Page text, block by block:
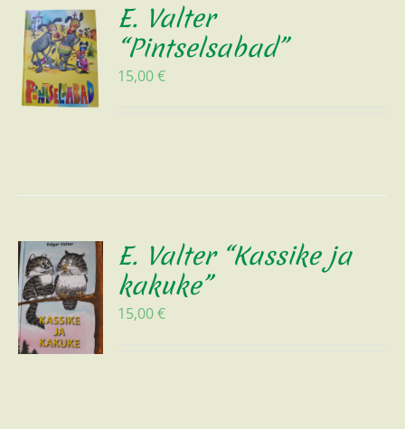
E. Valter
“Pintselsabad”
15,00€
E. Valter “Kassike ja
kakuke”
15,00€